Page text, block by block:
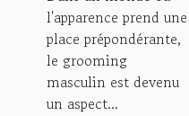
impeccable
l'apparence prend une
place prépondérante,
le grooming
masculin est devenu
un aspect...